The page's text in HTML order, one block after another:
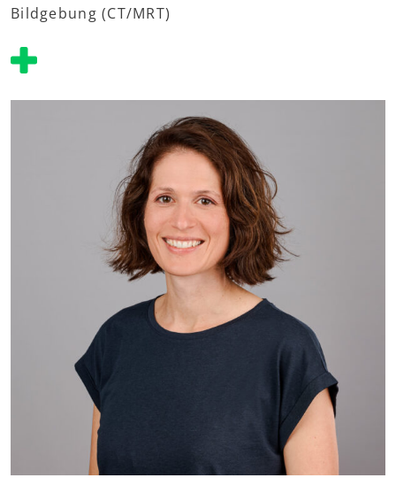
Bildgebung (CT/MRT)